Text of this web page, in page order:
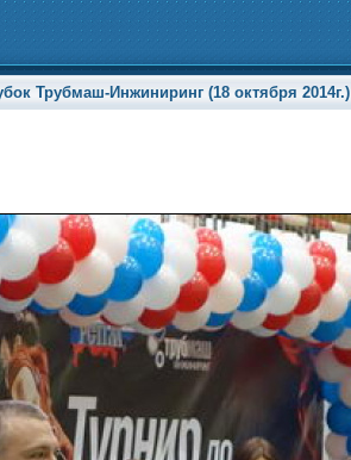
Трубмаш-Инжиниринг (18 октября 2014г.)